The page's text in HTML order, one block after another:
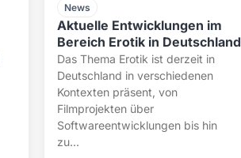
News
Aktuelle Entwicklungen im
Bereich Erotik in Deutschland
Das Thema Erotik ist derzeit in
Deutschland in verschiedenen
Kontexten präsent, von
Filmprojekten über
Softwareentwicklungen bis hin
zu...